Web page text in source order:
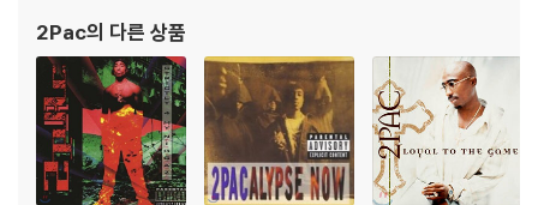
※ 컬러 디스크
아래에 해당하는 경우는 불량이 아니므로 개봉 후 반품/교환이 불가합니
1) 컬러 디스크는 웹 이미지와 실제 색상이 차이가 날 수 있습니다.
2) 컬러 디스크의 특성상 제작 공정시 앨범마다 색상 차이가 나는 경우도
있습니다.
2Pac의 다른 상품